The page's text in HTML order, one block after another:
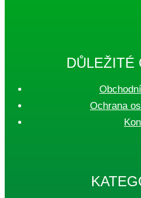
DŮLEŽITÉ
Ochrana